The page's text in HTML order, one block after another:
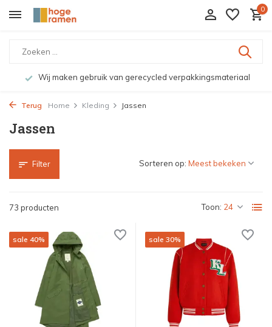
0
Bekijk de producten live in onze winkel in Deventer
Terug Home Kleding Jassen
Jassen
Filter
73 producten Toon:
Sorteren op:
sale 40% sale 30%